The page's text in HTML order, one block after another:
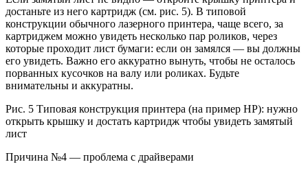
достаньте из него картридж (см. рис. 5). В типовой
конструкции обычного лазерного принтера, чаще всего, за
картриджем можно увидеть несколько пар роликов, через
которые проходит лист бумаги: если он замялся — вы должны
его увидеть. Важно его аккуратно вынуть, чтобы не осталось
порванных кусочков на валу или роликах. Будьте
внимательны и аккуратны.
Рис. 5 Типовая конструкция принтера (на пример HP): нужно
открыть крышку и достать картридж чтобы увидеть замятый
лист
Причина №4 — проблема с драйверами